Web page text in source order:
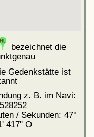
bezeichnet die
Gedenkstätte ist
z. B. im Navi:
/ Sekunden: 47°
417'' O